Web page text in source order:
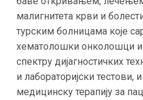
малигнитета крви и
турским болницама које
хематолошки онколошци
спектру дијагностичких
и лабораторијски тестови,
медицинску терапију за